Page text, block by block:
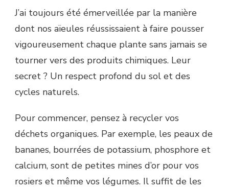
J’ai toujours été émerveillée par la manière
dont nos aïeules réussissaient à faire pousser
vigoureusement chaque plante sans jamais se
tourner vers des produits chimiques. Leur
secret ? Un respect profond du sol et des
cycles naturels.
Pour commencer, pensez à recycler vos
déchets organiques. Par exemple, les peaux de
bananes, bourrées de potassium, phosphore et
calcium, sont de petites mines d’or pour vos
rosiers et même vos légumes. Il suffit de les